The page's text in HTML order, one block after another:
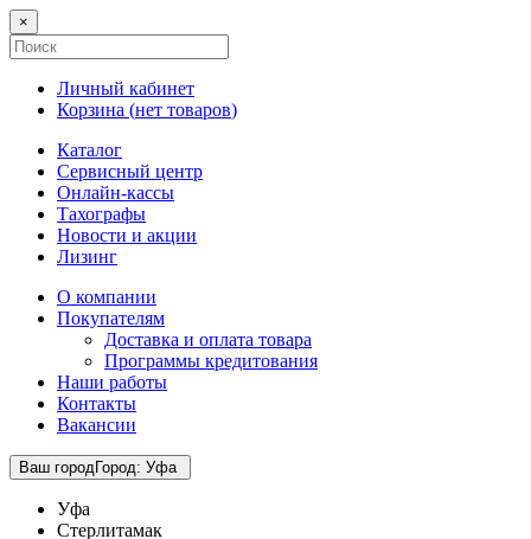
×
Личный кабинет
Корзина (нет товаров)
Каталог
Сервисный центр
Онлайн-кассы
Тахографы
Новости и акции
Лизинг
О компании
Покупателям
Доставка и оплата товара
Программы кредитования
Наши работы
Контакты
Вакансии
Ваш городГород: Уфа
Уфа
Стерлитамак